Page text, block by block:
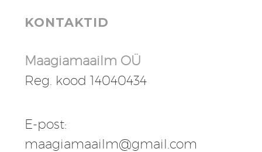
KONTAKTID
Maagiamaailm OÜ
Reg. kood 14040434
E-post:
maagiamaailm@gmail.com